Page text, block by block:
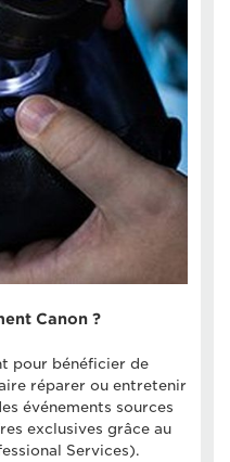
Canon ?
pour bénéficier de
réparer ou entretenir
événements sources
exclusives grâce au
Services).